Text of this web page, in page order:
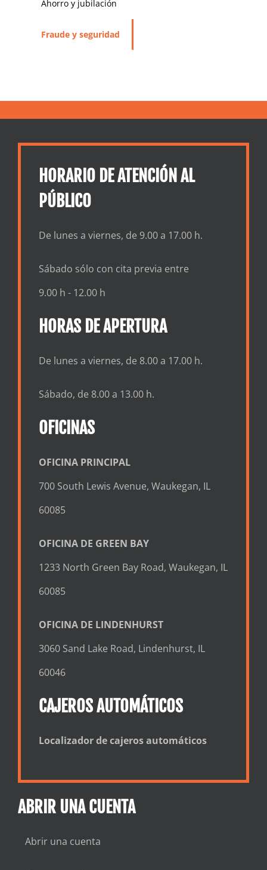
Ahorro y jubilación
Fraude y seguridad
HORARIO DE ATENCIÓN AL
PÚBLICO
De lunes a viernes, de 9.00 a 17.00 h.
Sábado sólo con cita previa entre
9.00 h - 12.00 h
HORAS DE APERTURA
De lunes a viernes, de 8.00 a 17.00 h.
Sábado, de 8.00 a 13.00 h.
OFICINAS
OFICINA PRINCIPAL
700 South Lewis Avenue, Waukegan, IL
60085
OFICINA DE GREEN BAY
1233 North Green Bay Road, Waukegan, IL
60085
OFICINA DE LINDENHURST
3060 Sand Lake Road, Lindenhurst, IL
60046
CAJEROS AUTOMÁTICOS
Localizador de cajeros automáticos
ABRIR UNA CUENTA
Abrir una cuenta